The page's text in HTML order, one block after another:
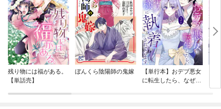
残り物には福がある。
【単話売】
ぼんくら陰陽師の鬼嫁
【単行本】おデブ悪女
に転生したら、なぜか